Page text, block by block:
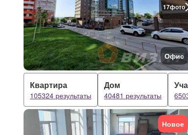
17фото
Офис
Квартира
105324 результаты
Дом
40481 результаты
Новое